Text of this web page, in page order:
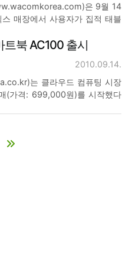
은 9월 14
매장에서 사용자가 집적 태블
블릿북 AC100 출시
2010.09.14.
는 클라우드 컴퓨팅 시장
(가격: 699,000원)를 시작했다